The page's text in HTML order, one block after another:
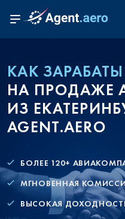
КАК
НА ПРОДАЖЕ
ИЗ
AGENT.AERO
БОЛЕЕ 120+
МГНОВЕННАЯ
ВЫСОКАЯ